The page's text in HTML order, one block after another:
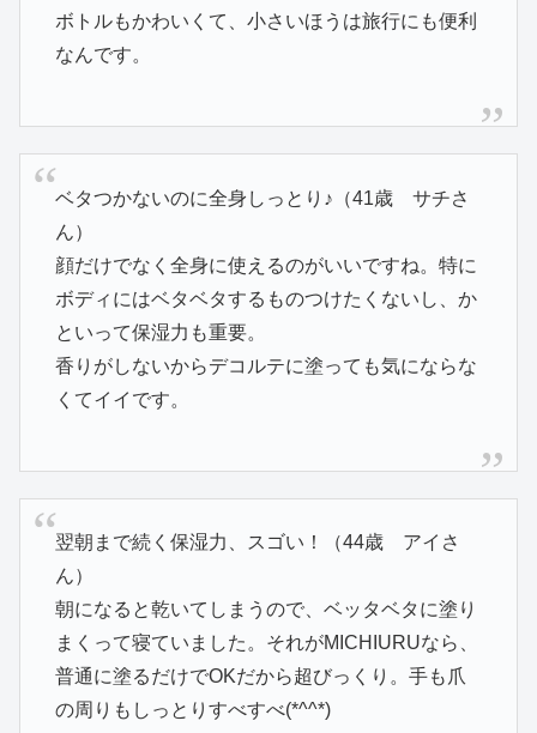
ボトルもかわいくて、小さいほうは旅行にも便利
なんです。
ベタつかないのに全身しっとり♪（41歳 サチさ
ん）
顔だけでなく全身に使えるのがいいですね。特に
ボディにはベタベタするものつけたくないし、か
といって保湿力も重要。
香りがしないからデコルテに塗っても気にならな
くてイイです。
翌朝まで続く保湿力、スゴい！（44歳 アイさ
ん）
朝になると乾いてしまうので、ベッタベタに塗り
まくって寝ていました。それがMICHIURUなら、
普通に塗るだけでOKだから超びっくり。手も爪
の周りもしっとりすべすべ(*^^*)